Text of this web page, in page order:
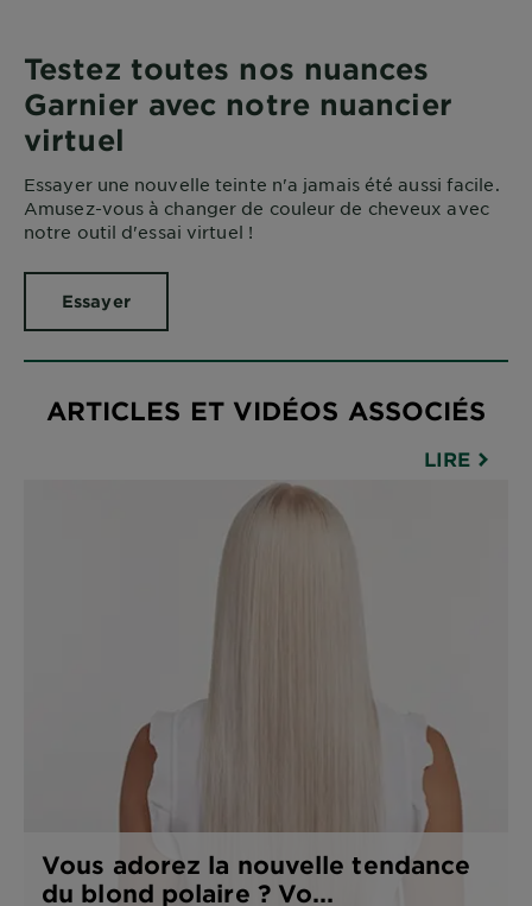
Testez toutes nos nuances
Garnier avec notre nuancier
virtuel
Essayer une nouvelle teinte n'a jamais été aussi facile.
Amusez-vous à changer de couleur de cheveux avec
notre outil d'essai virtuel !
Essayer
ARTICLES ET VIDÉOS ASSOCIÉS
LIRE
Vous adorez la nouvelle tendance
du blond polaire ? Vo...